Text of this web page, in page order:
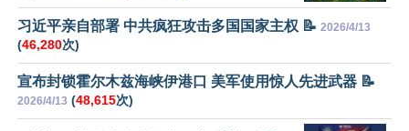
习近平亲自部署 中共疯狂攻击多国国家主权 📝 2026/4/13
(46,280次)
宣布封锁霍尔木兹海峡伊港口 美军使用惊人先进武器 📝
2026/4/13 (48,615次)